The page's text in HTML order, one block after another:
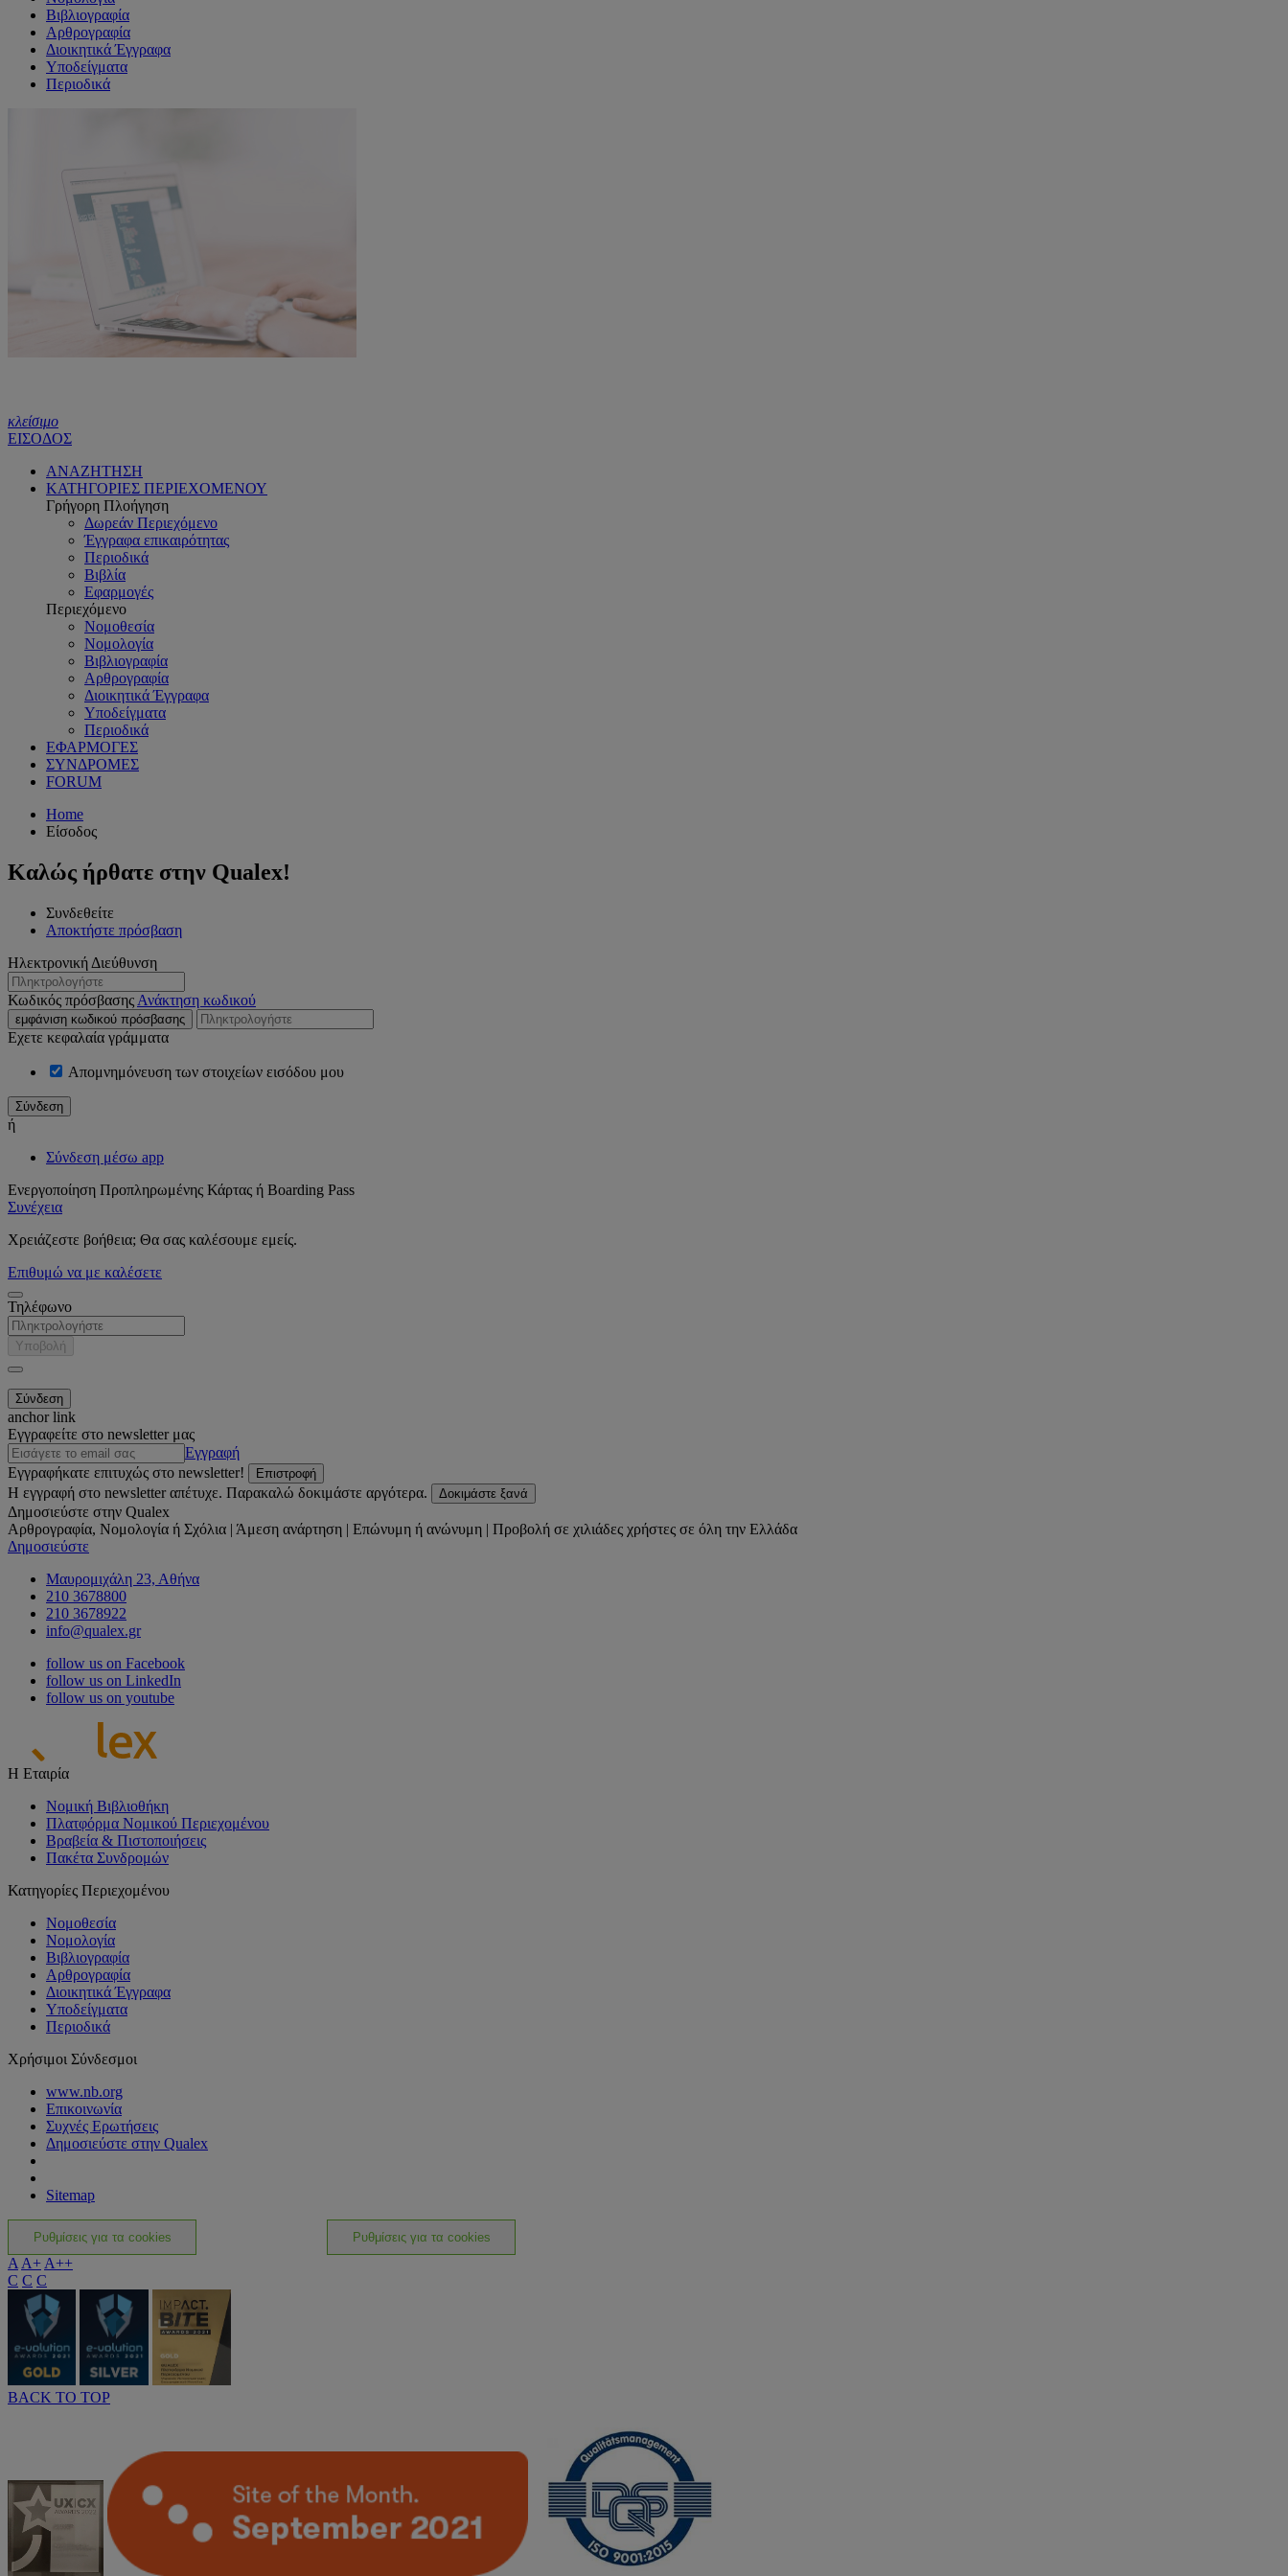
Βιβλιογραφία
Αρθρογραφία
Διοικητικά Έγγραφα
Υποδείγματα
Περιοδικά
κλείσιμο
ΕΙΣΟΔΟΣ
ΑΝΑΖΗΤΗΣΗ
ΚΑΤΗΓΟΡΙΕΣ ΠΕΡΙΕΧΟΜΕΝΟΥ
Γρήγορη Πλοήγηση
Δωρεάν Περιεχόμενο
Έγγραφα επικαιρότητας
Περιοδικά
Βιβλία
Εφαρμογές
Περιεχόμενο
Νομοθεσία
Νομολογία
Βιβλιογραφία
Αρθρογραφία
Διοικητικά Έγγραφα
Υποδείγματα
Περιοδικά
ΕΦΑΡΜΟΓΕΣ
ΣΥΝΔΡΟΜΕΣ
FORUM
Home
Είσοδος
Καλώς ήρθατε στην Qualex!
Συνδεθείτε
Αποκτήστε πρόσβαση
Ηλεκτρονική Διεύθυνση
Κωδικός πρόσβασης Ανάκτηση κωδικού
εμφάνιση κωδικού πρόσβασης
Εχετε κεφαλαία γράμματα
Απομνημόνευση των στοιχείων εισόδου μου
ή
Σύνδεση μέσω app
Ενεργοποίηση Προπληρωμένης Κάρτας ή Boarding Pass
Συνέχεια
Χρειάζεστε βοήθεια; Θα σας καλέσουμε εμείς.
Επιθυμώ να με καλέσετε
Τηλέφωνο
Υποβολή
anchor link
Εγγραφείτε στο newsletter μας
Εγγραφή
Εγγραφήκατε επιτυχώς στο newsletter!
Επιστροφή
Η εγγραφή στο newsletter απέτυχε. Παρακαλώ δοκιμάστε αργότερα. Δοκιμάστε ξανά
Δημοσιεύστε στην Qualex
Αρθρογραφία, Νομολογία ή Σχόλια | Άμεση ανάρτηση | Επώνυμη ή ανώνυμη | Προβολή σε χιλιάδες χρήστες σε όλη την Ελλάδα
Δημοσιεύστε
Μαυρομιχάλη 23, Αθήνα
210 3678800
210 3678922
info@qualex.gr
follow us on Facebook
follow us on LinkedIn
follow us on youtube
Η Εταιρία
Νομική Βιβλιοθήκη
Πλατφόρμα Νομικού Περιεχομένου
Βραβεία & Πιστοποιήσεις
Πακέτα Συνδρομών
Κατηγορίες Περιεχομένου
Νομοθεσία
Νομολογία
Βιβλιογραφία
Αρθρογραφία
Διοικητικά Έγγραφα
Υποδείγματα
Περιοδικά
Χρήσιμοι Σύνδεσμοι
www.nb.org
Επικοινωνία
Συχνές Ερωτήσεις
Δημοσιεύστε στην Qualex
Sitemap
Ρυθμίσεις για τα cookies Ρυθμίσεις για τα cookies
A A+ A++
C C C
BACK TO TOP